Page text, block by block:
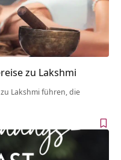
zu Lakshmi
Lakshmi führen, die